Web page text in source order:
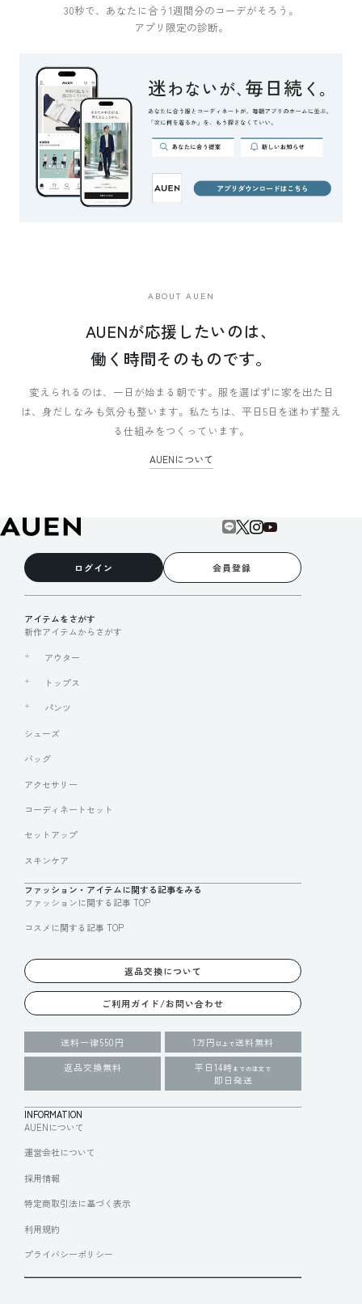
30秒で、あなたに合う1週間分のコーデがそろう。
アプリ限定の診断。
ABOUT AUEN
AUENが応援したいのは、
働く時間そのものです。
変えられるのは、一日が始まる朝です。 服を選ばずに家を出た日
は、身だしなみも気分も整います。 私たちは、平日5日を迷わず整え
る仕組みをつくっています。
AUENについて
ログイン 会員登録
アイテムをさがす
新作アイテムからさがす
アウター
トップス
パンツ
シューズ
バッグ
アクセサリー
コーディネートセット
セットアップ
スキンケア
ファッション・アイテムに関する記事をみる
ファッションに関する記事 TOP
コスメに関する記事 TOP
返品交換について
ご利用ガイド/お問い合わせ
送料一律550円 1万円 以上で送料無料
返品交換無料
平日14時 までの注文で
即日発送
INFORMATION
AUENについて
運営会社について
採用情報
特定商取引法に基づく表示
利用規約
プライバシーポリシー